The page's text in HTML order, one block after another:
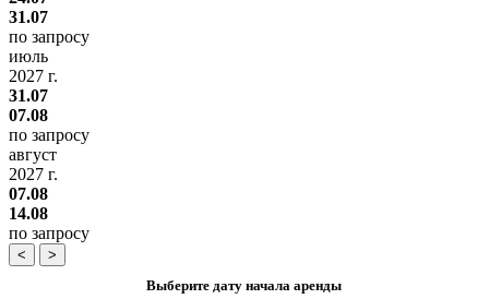
31.07
по запросу
июль
2027 г.
31.07
07.08
по запросу
август
2027 г.
07.08
14.08
по запросу
<
>
Выберите дату начала аренды